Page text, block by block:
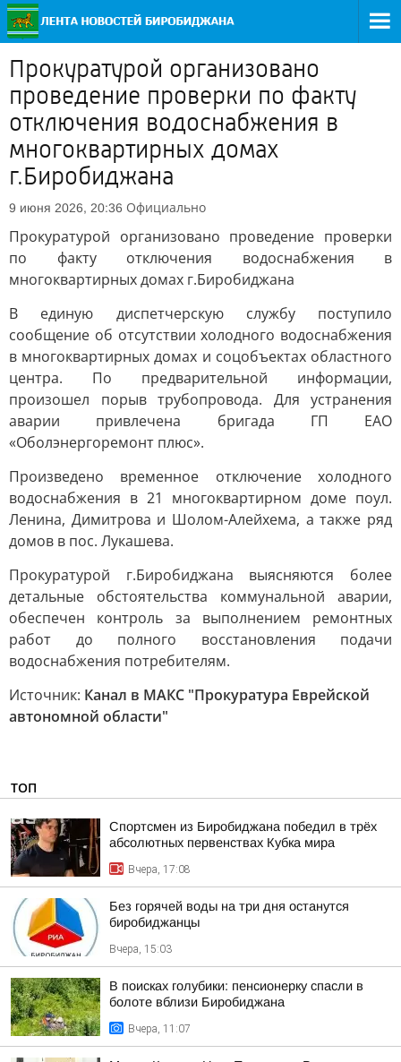
Прокуратурой организовано
проведение проверки по факту
отключения водоснабжения в
многоквартирных домах
г.Биробиджана
9 июня 2026, 20:36 Официально
Прокуратурой организовано проведение проверки
по факту отключения водоснабжения в
многоквартирных домах г.Биробиджана
В единую диспетчерскую службу поступило
сообщение об отсутствии холодного водоснабжения
в многоквартирных домах и соцобъектах областного
центра. По предварительной информации,
произошел порыв трубопровода. Для устранения
аварии привлечена бригада ГП ЕАО
«Оболэнергоремонт плюс».
Произведено временное отключение холодного
водоснабжения в 21 многоквартирном доме поул.
Ленина, Димитрова и Шолом-Алейхема, а также ряд
домов в пос. Лукашева.
Прокуратурой г.Биробиджана выясняются более
детальные обстоятельства коммунальной аварии,
обеспечен контроль за выполнением ремонтных
работ до полного восстановления подачи
водоснабжения потребителям.
Источник: Канал в МАКС "Прокуратура Еврейской
автономной области"
ТОП
Спортсмен из Биробиджана победил в трёх
абсолютных первенствах Кубка мира
Вчера, 17:08
Без горячей воды на три дня останутся
биробиджанцы
Вчера, 15:03
В поисках голубики: пенсионерку спасли в
болоте вблизи Биробиджана
Вчера, 11:07